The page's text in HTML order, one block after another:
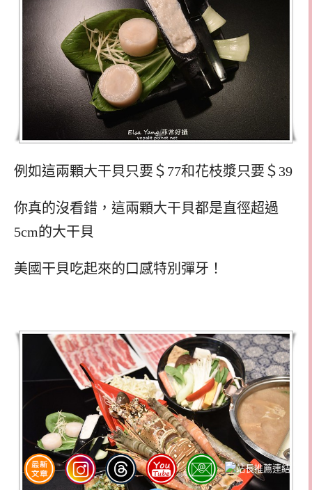
例如這兩顆大干貝只要＄77和花枝漿只要＄39
你真的沒看錯，這兩顆大干貝都是直徑超過
5cm的大干貝
美國干貝吃起來的口感特別彈牙！